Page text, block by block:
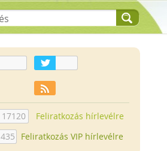
17120
Feliratkozás hírlevélre
435
Feliratkozás VIP hírlevélre